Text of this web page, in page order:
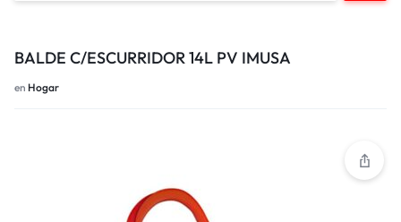
BALDE C/ESCURRIDOR 14L PV IMUSA
en Hogar